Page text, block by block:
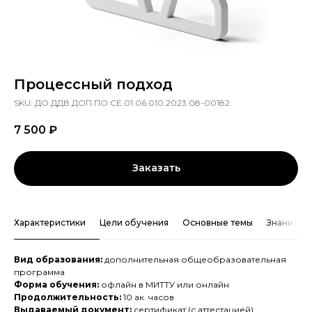
Процессный подход
SKU: ДО.ДДВ.ДОП.ПО.СЕ.01.06.010.2023.08-00182
7 500 ₽
Заказать
Характеристики Цели обучения Основные темы Знания и
Вид образования: дополнительная общеобразовательная
программа
Форма обучения: офлайн в МИТТУ или онлайн
Продолжительность: 10 ак. часов
Выдаваемый документ: сертификат (с аттестацией)